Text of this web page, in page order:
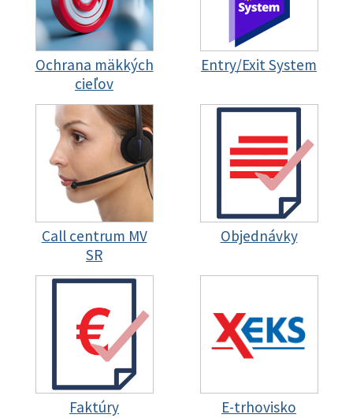
Ochrana mäkkých
cieľov
Entry/Exit System
Call centrum MV
SR
Objednávky
Faktúry E-trhovisko